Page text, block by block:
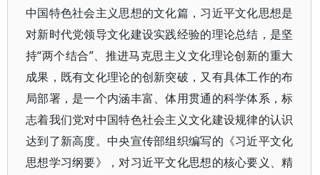
中国特色社会主义思想的文化篇，习近平文化思想是
对新时代党领导文化建设实践经验的理论总结，是坚
持“两个结合”、推进马克思主义文化理论创新的重大
成果，既有文化理论的创新突破，又有具体工作的布
局部署，是一个内涵丰富、体用贯通的科学体系，标
志着我们党对中国特色社会主义文化建设规律的认识
达到了新高度。中央宣传部组织编写的《习近平文化
思想学习纲要》，对习近平文化思想的核心要义、精